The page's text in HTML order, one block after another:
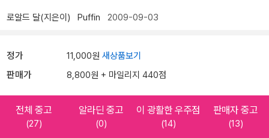
로알드 달(지은이) Puffin 2009-09-03
정가 11,000원 새상품보기
판매가 8,800원 + 마일리지 440점
전체 중고
(27)
알라딘 중고
(0)
이 광활한 우주점
(14)
판매자 중고
(13)